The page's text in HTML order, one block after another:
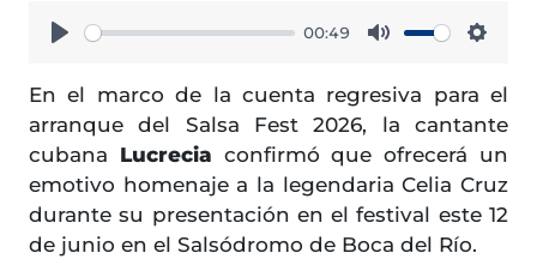
00:49
En el marco de la cuenta regresiva para el
arranque del Salsa Fest 2026, la cantante
cubana Lucrecia confirmó que ofrecerá un
emotivo homenaje a la legendaria Celia Cruz
durante su presentación en el festival este 12
de junio en el Salsódromo de Boca del Río.